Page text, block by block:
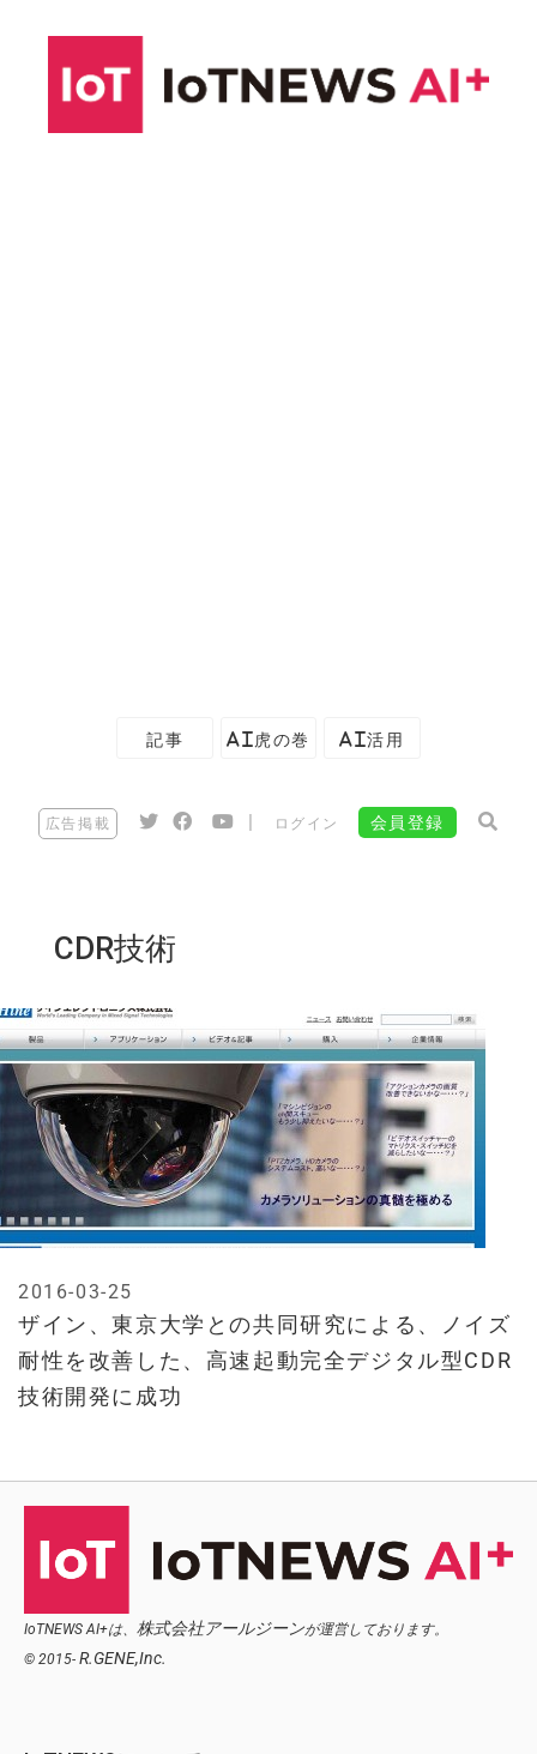
記事 AI虎の巻 AI活用
広告掲載 ログイン 会員登録
CDR技術
ザイン、東京大学との共同研究による、ノイズ
耐性を改善した、高速起動完全デジタル型CDR
技術開発に成功
2016-03-25
IoTNEWS AI+は、 株式会社アールジーンが運営しております。
© 2015- R.GENE,Inc.